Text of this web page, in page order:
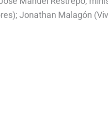
Jonathan Malagón